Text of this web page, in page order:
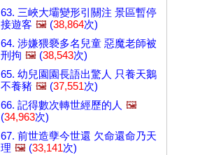
63. 三峽大壩變形引關注 景區暫停
接遊客 🖼️ (38,864次)
64. 涉嫌猥褻多名兒童 惡魔老師被
刑拘 🖼️ (38,543次)
65. 幼兒園園長語出驚人 只養天鵝
不養豬 🖼️ (37,551次)
66. 記得數次轉世經歷的人 🖼️
(34,963次)
67. 前世造孽今世還 欠命還命乃天
理 🖼️ (33,141次)